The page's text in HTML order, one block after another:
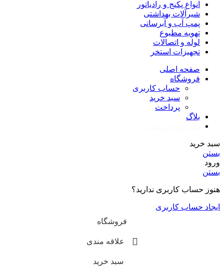
انواع پکیج و رادیاتور
شیرآلات بهداشتی
پمپ آب و آبرسانی
تهویه مطبوع
لوله و اتصالات
تجهیزات استخر
صفحه اصلی
فروشگاه
حساب کاربری
سبد خرید
پرداخت
بلاگ
سبد خرید
بستن
ورود
بستن
هنوز حساب کاربری ندارید؟
ایجاد حساب کاربری
فروشگاه
علاقه مندی
سبد خرید